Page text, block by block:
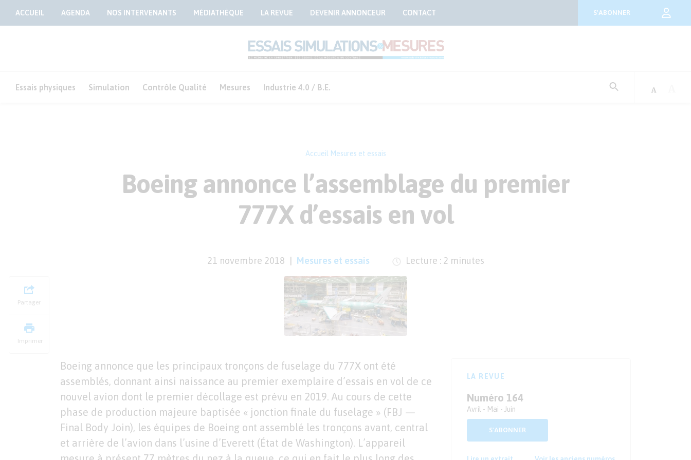
ACCUEIL AGENDA NOS INTERVENANTS MÉDIATHÈQUE LA REVUE DEVENIR ANNONCEUR CONTACT S'ABONNER
Essais physiques Simulation Contrôle Qualité Mesures Industrie 4.0 / B.E.
Accueil Mesures et essais
Boeing annonce l’assemblage du premier
777X d’essais en vol
21 novembre 2018 Mesures et essais Lecture : 2 minutes
Partager
Imprimer
Boeing annonce que les principaux tronçons de fuselage du 777X ont été
assemblés, donnant ainsi naissance au premier exemplaire d’essais en vol de ce
nouvel avion dont le premier décollage est prévu en 2019. Au cours de cette
phase de production majeure baptisée « jonction finale du fuselage » (FBJ —
Final Body Join), les équipes de Boeing ont assemblé les tronçons avant, central
et arrière de l’avion dans l’usine d’Everett (État de Washington). L’appareil
LA REVUE
Numéro 164
Avril - Mai - Juin
S'ABONNER